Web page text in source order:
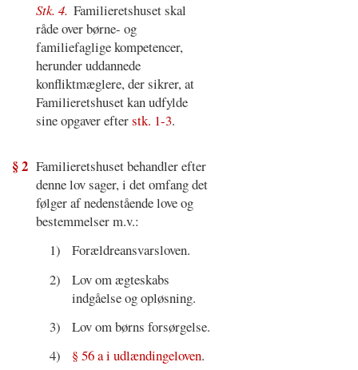
Stk. 4. Familieretshuset skal
råde over børne- og
familiefaglige kompetencer,
herunder uddannede
konfliktmæglere, der sikrer, at
Familieretshuset kan udfylde
sine opgaver efterstk. 1-3.
§ 2 Familieretshuset behandler efter
denne lov sager, i det omfang det
følger af nedenstående love og
bestemmelser m.v.:
1)
Forældreansvarsloven.
2)
Lov om ægteskabs
indgåelse og opløsning.
3)
Lov om børns forsørgelse.
4)
§ 56 a i udlændingeloven.